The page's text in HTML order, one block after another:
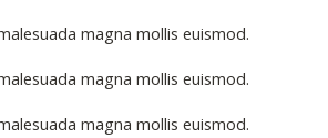
magna mollis euismod.
magna mollis euismod.
magna mollis euismod.